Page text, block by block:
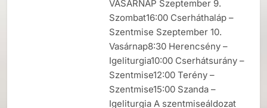
VASÁRNAP Szeptember 9.
Szombat16:00 Cserháthaláp –
Szentmise Szeptember 10.
Vasárnap8:30 Herencsény –
Igeliturgia10:00 Cserhátsurány –
Szentmise12:00 Terény –
Szentmise15:00 Szanda –
Igeliturgia A szentmiseáldozat